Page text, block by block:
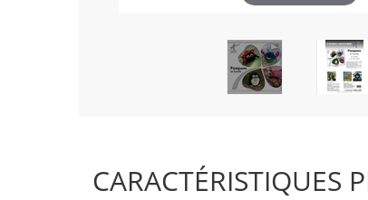
CARACTÉRISTIQUES